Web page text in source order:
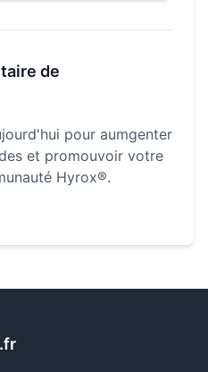
de
pour aumgenter
et promouvoir votre
Hyrox®.